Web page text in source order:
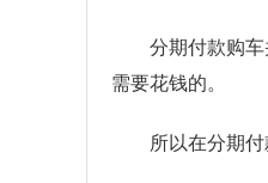
分期付款购
需要花钱的。
所以在分期